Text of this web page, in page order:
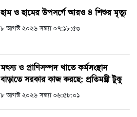
হাম ও হামের উপসর্গে আরও ৪ শিশুর মৃত্যু
৮ আগস্ট ২০২৬ সন্ধ্যা ০৭:১৮:৫৩
মৎস্য ও প্রাণিসম্পদ খাতে কর্মসংস্থান
বাড়াতে সরকার কাজ করছে: প্রতিমন্ত্রী টুকু
৮ আগস্ট ২০২৬ সন্ধ্যা ০৬:৫৮:০১